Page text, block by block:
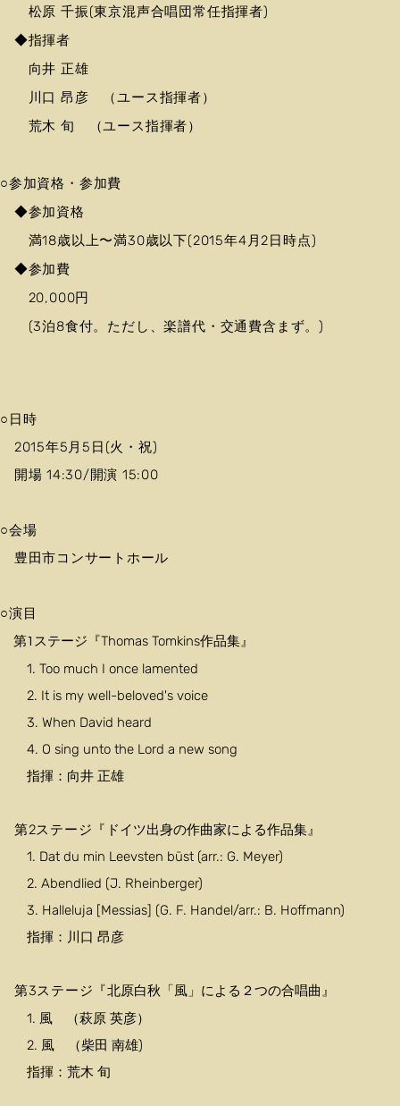
松原 千振(東京混声合唱団常任指揮者)
◆指揮者
向井 正雄
川口 昂彦 （ユース指揮者）
荒木 旬 （ユース指揮者）
○参加資格・参加費
◆参加資格
満18歳以上〜満30歳以下(2015年4月2日時点)
◆参加費
20,000円
(3泊8食付。ただし、楽譜代・交通費含まず。)
○日時
2015年5月5日(火・祝)
開場 14:30/開演 15:00
○会場
豊田市コンサートホール
○演目
第1ステージ『 Thomas Tomkins作品集』
1. Too much I once lamented
2. It is my well-beloved's voice
3. When David heard
4. O sing unto the Lord a new song
指揮：向井 正雄
第2ステージ『 ドイツ出身の作曲家による作品集』
1. Dat du min Leevsten büst (arr.: G. Meyer)
2. Abendlied (J. Rheinberger)
3. Halleluja [Messias] (G. F. Handel/arr.: B. Hoffmann)
指揮：川口 昂彦
第3ステージ『北原白秋「風」による２つの合唱曲』
1. 風 （萩原 英彦）
2. 風 （柴田 南雄)
指揮：荒木 旬